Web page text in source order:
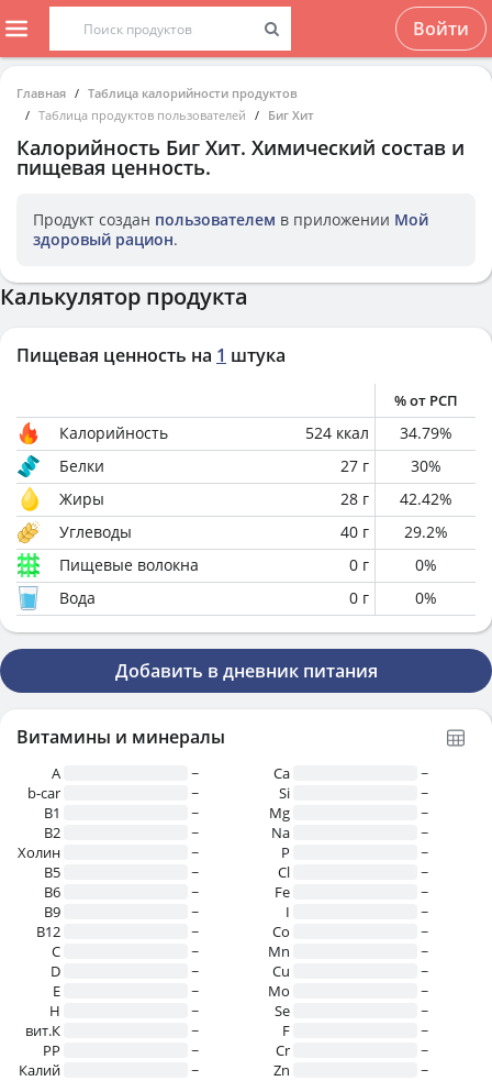
Войти
Главная
Таблица калорийности продуктов
Таблица продуктов пользователей
Биг Хит
Калорийность Биг Хит. Химический состав и
пищевая ценность.
Продукт создан пользователем в приложении Мой
здоровый рацион.
Калькулятор продукта
Пищевая ценность на 1 штука
% от РСП
Калорийность 524 ккал 34.79%
Белки
27 г 30%
Жиры
28 г 42.42%
Углеводы
40 г 29.2%
Пищевые волокна
0 г 0%
Вода
0 г 0%
Добавить в дневник питания
Витамины и минералы
A
~
b-car
~
В1
~
B2
~
Холин
~
B5
~
B6
~
B9
~
B12
~
C
~
D
~
E
~
H
~
вит.К
~
PP
~
Калий
~
Ca
~
Si
~
Mg
~
Na
~
P
~
Cl
~
Fe
~
I
~
Co
~
Mn
~
Cu
~
Mo
~
Se
~
F
~
Cr
~
Zn
~